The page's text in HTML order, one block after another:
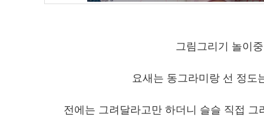
그림그리기 놀이
요새는 동그라미랑 선 정도
전에는 그려달라고만 하더니 슬슬 직접 그